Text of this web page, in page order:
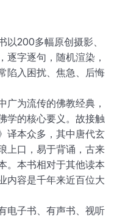
以200多幅原创摄影、
逐字逐句，随机渲染，
陷入困扰、焦急、后悔
广为流传的佛教经典，
学的核心要义。故接触
译本众多，其中唐代玄
上口，易于背诵，古来
。本书相对于其他读本
内容是千年来近百位大
电子书、有声书、视听